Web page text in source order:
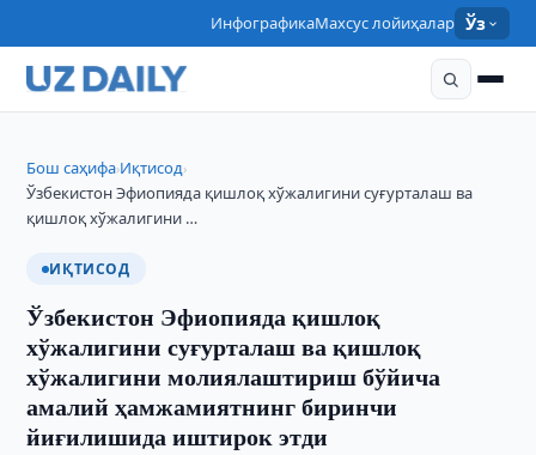
ИнфографикаМахсус лойиҳалар Ўз
Бош саҳифа›Иқтисод›
Ўзбекистон Эфиопияда қишлоқ хўжалигини суғурталаш ва
қишлоқ хўжалигини …
ИҚТИСОД
Ўзбекистон Эфиопияда қишлоқ
хўжалигини суғурталаш ва қишлоқ
хўжалигини молиялаштириш бўйича
амалий ҳамжамиятнинг биринчи
йиғилишида иштирок этди